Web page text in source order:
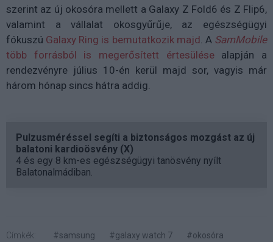
szerint az új okosóra mellett a Galaxy Z Fold6 és Z Flip6,
valamint a vállalat okosgyűrűje, az egészségügyi
fókuszú Galaxy Ring is bemutatkozik majd. A SamMobile
több forrásból is megerősített értesülésealapján a
rendezvényre július 10-én kerül majd sor, vagyis már
három hónap sincs hátra addig.
Pulzusméréssel segíti a biztonságos mozgást az új
balatoni kardioösvény (X)
4 és egy 8 km-es egészségügyi tanösvény nyílt
Balatonalmádiban.
Címkék: #samsung #galaxy watch 7
#okosóra